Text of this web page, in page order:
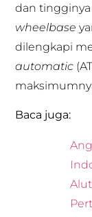
dan tingginya
wheelbase
dilengkapi
automatic
Baca juga: